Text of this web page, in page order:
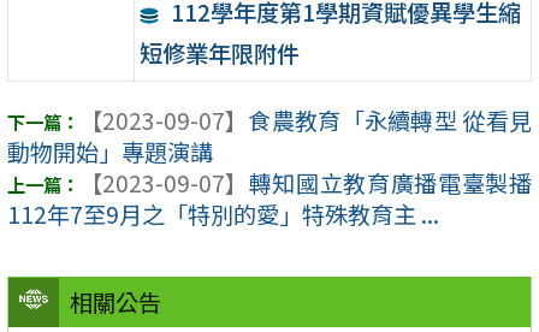
相關公告
112學年度第1學期資賦優異學生縮
短修業年限附件
【2023-09-07】 食農教育「永續轉型 從看見
動物開始」專題演講
【2023-09-07】 轉知國立教育廣播電臺製播
112年7至9月之「特別的愛」特殊教育主 ...